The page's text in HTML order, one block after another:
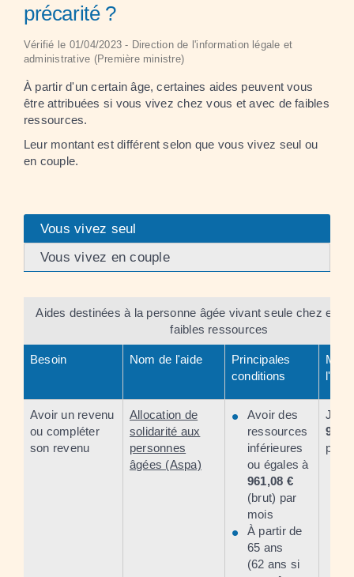
précarité ?
Vérifié le 01/04/2023 - Direction de l'information légale et
administrative (Première ministre)
À partir d'un certain âge, certaines aides peuvent vous
être attribuées si vous vivez chez vous et avec de faibles
ressources.
Leur montant est différent selon que vous vivez seul ou
en couple.
Vous vivez seul
Vous vivez en couple
Aides destinées à la personne âgée vivant seule chez elle
faibles ressources
Besoin Nom de l'aide
Principales
conditions
l'aide
Avoir un revenu
ou compléter
son revenu
Allocation de
solidarité aux
personnes
âgées (Aspa)
Avoir des
ressources
inférieures
ou égales à
961,08 €
(brut) par
mois
À partir de
65 ans
(62 ans si
par